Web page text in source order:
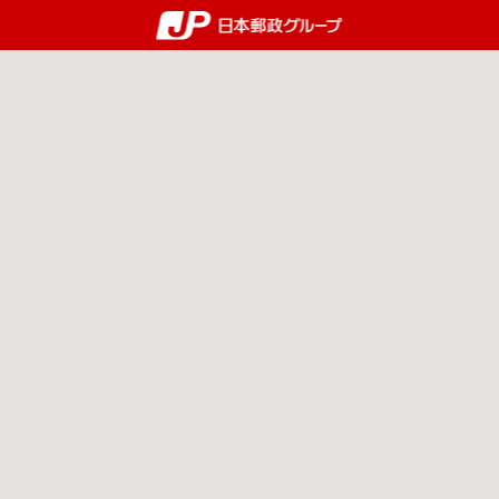
郵便局・日本郵政グループ